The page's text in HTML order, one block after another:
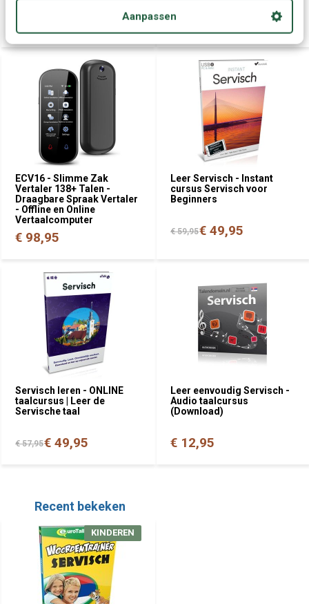
Aanpassen
ECV16 - Slimme Zak
Vertaler 138+ Talen -
Draagbare Spraak Vertaler
- Offline en Online
Vertaalcomputer
€ 98,95
Leer Servisch - Instant
cursus Servisch voor
Beginners
€ 59,95€ 49,95
Servisch leren - ONLINE
taalcursus | Leer de
Servische taal
€ 57,95€ 49,95
Leer eenvoudig Servisch -
Audio taalcursus
(Download)
€ 12,95
Recent bekeken
KINDEREN